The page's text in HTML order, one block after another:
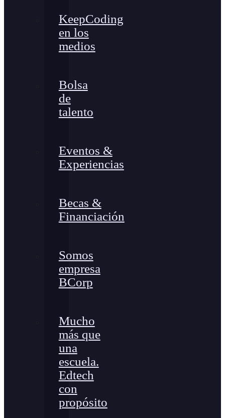
KeepCoding
en los
medios
Bolsa
de
talento
Eventos &
Experiencias
Becas &
Financiación
Somos
empresa
BCorp
Mucho
más que
una
escuela.
Edtech
con
propósito